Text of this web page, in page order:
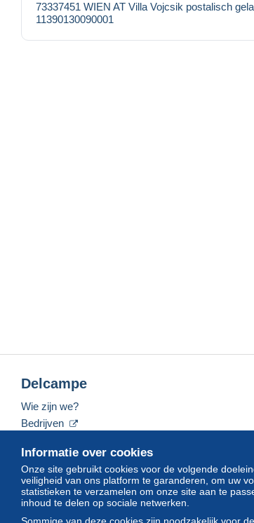
73337451 WIEN AT Villa Vojcsik postalisch
11390130090001
Informatie over cookies
Onze site gebruikt cookies voor de volgende
veiligheid van ons platform te garanderen, om uw
statistieken te verzamelen om onze site aan te
inhoud te delen op sociale netwerken.
Delcampe
Wie zijn we?
Bedrijven
Neem contact met ons op